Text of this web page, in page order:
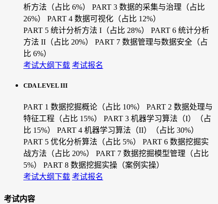
析方法（占比 6%）
PART 3 数据的采集与治理（占比
26%）
PART 4 数据可视化（占比 12%）
PART 5 统计分析方法 I（占比 28%）
PART 6 统计分析
方法 II（占比 20%）
PART 7 数据管理与数据安全（占
比 6%）
考试大纲下载 考试报名
CDA LEVEL III
PART 1 数据挖掘概论（占比 10%）
PART 2 数据处理与
特征工程（占比 15%）
PART 3 机器学习算法（I）（占
比 15%）
PART 4 机器学习算法（II）（占比 30%）
PART 5 优化分析算法（占比 5%）
PART 6 数据挖掘实
战方法（占比 20%）
PART 7 数据挖掘模型管理（占比
5%）
PART 8 数据挖掘实操（案例实操）
考试大纲下载 考试报名
考试内容